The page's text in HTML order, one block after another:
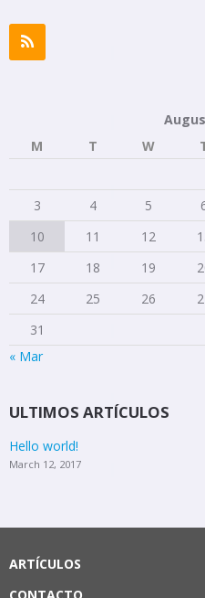
M
T W
3
4 5
10
11 12
17
18 19
24
25 26
31
« Mar
ULTIMOS ARTÍCULOS
Hello world!
March 12, 2017
ARTÍCULOS